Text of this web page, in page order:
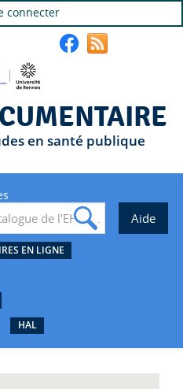
connecter
en santé publique
EN LIGNE
HAL